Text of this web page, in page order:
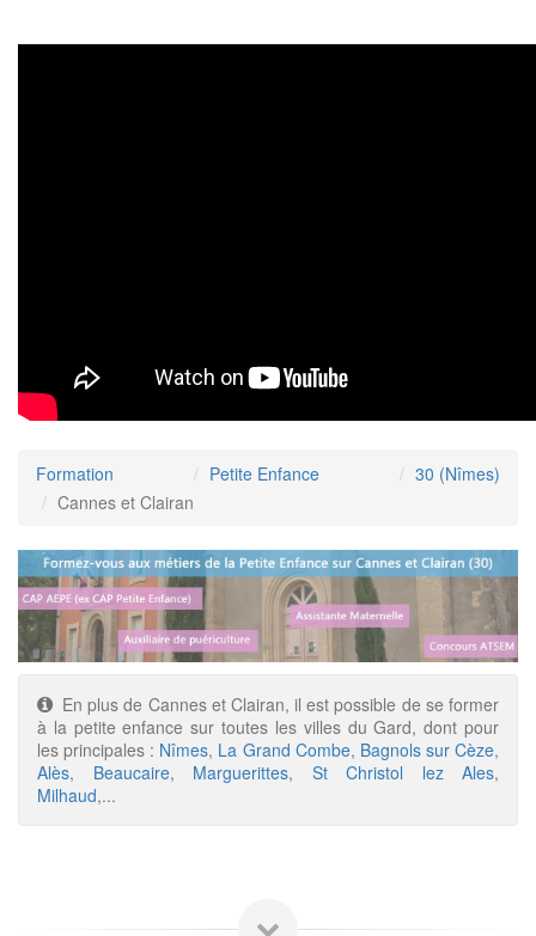
Formation Petite Enfance
30 (Nîmes)
Cannes et Clairan
En plus de Cannes et Clairan, il est possible de se former
à la petite enfance sur toutes les villes du Gard, dont pour
les principales : Nîmes, La Grand Combe, Bagnols sur Cèze,
Alès, Beaucaire, Marguerittes, St Christol lez Ales,
Milhaud,...